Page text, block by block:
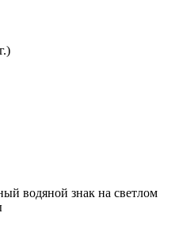
водяной знак на светлом